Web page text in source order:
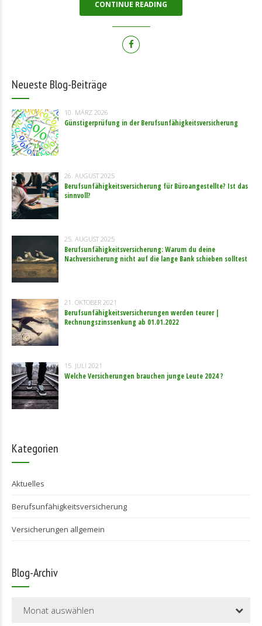
CONTINUE READING
Neueste Blog-Beiträge
10. MÄRZ 2026
Günstigerprüfung in der Berufsunfähigkeitsversicherung
26. AUGUST 2025
Berufsunfähigkeitsversicherung für Büroangestellte? Ist das
sinnvoll?
25. AUGUST 2025
Berufsunfähigkeitsversicherung: Warum du deine
Nachversicherung nicht auf die lange Bank schieben solltest
21. OKTOBER 2021
Berufsunfähigkeitsversicherungen werden teurer |
Rechnungszinssenkung ab 01.01.2022
15. JULI 2021
Welche Versicherungen brauchen junge Leute 2024 ?
Kategorien
Aktuelles
Berufsunfähigkeitsversicherung
Versicherungen allgemein
Blog-Archiv
Monat auswählen